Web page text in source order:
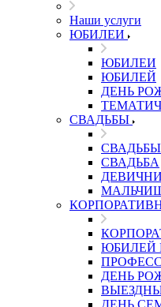
Наши услуги
ЮБИЛЕИ
ЮБИЛЕИ
ЮБИЛЕЙ
ДЕНЬ
СВАДЬБЫ
СВАДЬБЫ
СВАДЬБА
ЮБИЛЕЙ
ДЕНЬ